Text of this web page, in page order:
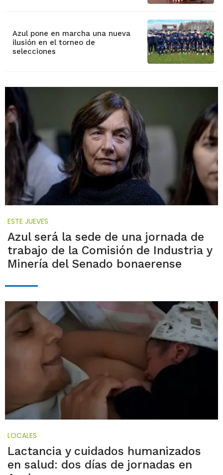
Azul pone en marcha una nueva
ilusión en el torneo de
selecciones
ESTE JUEVES
Azul será la sede de una jornada de
trabajo de la Comisión de Industria y
Minería del Senado bonaerense
LOCALES
Lactancia y cuidados humanizados
en salud: dos días de jornadas en